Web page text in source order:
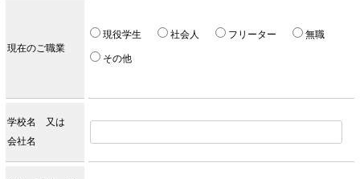
現在のご職業
現役学生 社会人 フリーター 無職
その他
学校名 又は
会社名